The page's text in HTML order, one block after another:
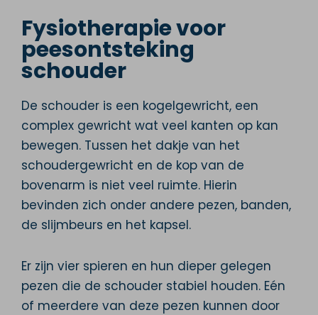
Fysiotherapie voor
peesontsteking
schouder
De schouder is een kogelgewricht, een
complex gewricht wat veel kanten op kan
bewegen. Tussen het dakje van het
schoudergewricht en de kop van de
bovenarm is niet veel ruimte. Hierin
bevinden zich onder andere pezen, banden,
de slijmbeurs en het kapsel.
Er zijn vier spieren en hun dieper gelegen
pezen die de schouder stabiel houden. Eén
of meerdere van deze pezen kunnen door